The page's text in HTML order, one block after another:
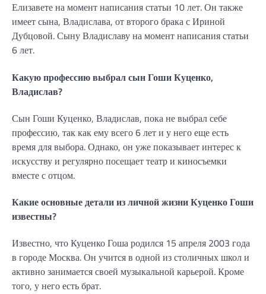
Елизавете на момент написания статьи 10 лет. Он также
имеет сына, Владислава, от второго брака с Ириной
Дубцовой. Сыну Владиславу на момент написания статьи
6 лет.
Какую профессию выбрал сын Гоши Куценко,
Владислав?
Сын Гоши Куценко, Владислав, пока не выбрал себе
профессию, так как ему всего 6 лет и у него еще есть
время для выбора. Однако, он уже показывает интерес к
искусству и регулярно посещает театр и киносъемки
вместе с отцом.
Какие основные детали из личной жизни Куценко Гоши
известны?
Известно, что Куценко Гоша родился 15 апреля 2003 года
в городе Москва. Он учится в одной из столичных школ и
активно занимается своей музыкальной карьерой. Кроме
того, у него есть брат.